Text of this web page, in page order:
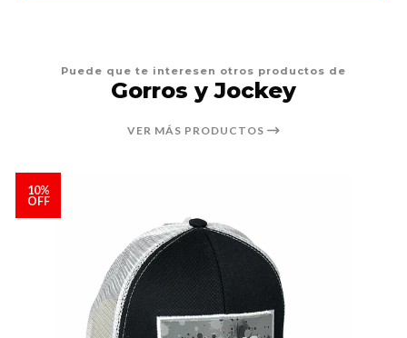
Puede que te interesen otros productos de
Gorros y Jockey
VER MÁS PRODUCTOS
10%
OFF